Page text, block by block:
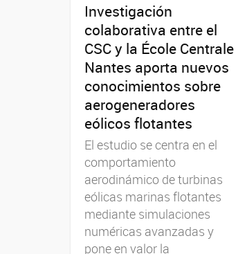
Investigación
colaborativa entre el
CSC y la École Centrale
Nantes aporta nuevos
conocimientos sobre
aerogeneradores
eólicos flotantes
El estudio se centra en el
comportamiento
aerodinámico de turbinas
eólicas marinas flotantes
mediante simulaciones
numéricas avanzadas y
pone en valor la